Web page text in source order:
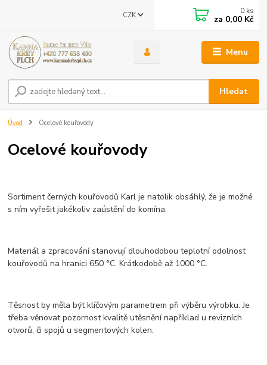
Menu
CZK
Hledat
0 ks
za 0,00 Kč
Úvod Ocelové kouřovody
Ocelové kouřovody
Sortiment černých kouřovodů Karl je natolik obsáhlý, že je možné
s ním vyřešit jakékoliv zaústění do komína.
Materiál a zpracování stanovují dlouhodobou teplotní odolnost
kouřovodů na hranici 650 °C. Krátkodobě až 1000 °C.
Těsnost by měla být klíčovým parametrem při výběru výrobku. Je
třeba věnovat pozornost kvalitě utěsnění například u revizních
otvorů, či spojů u segmentových kolen.